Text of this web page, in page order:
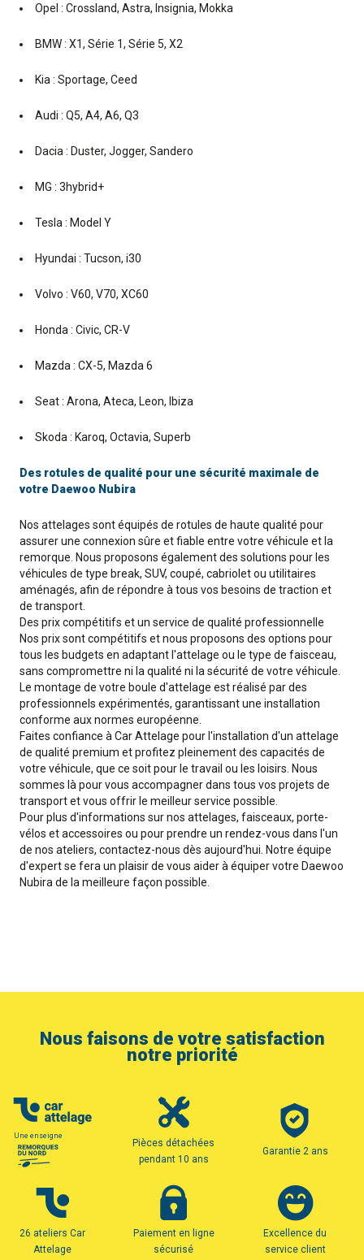
Opel : Crossland, Astra, Insignia, Mokka
BMW : X1, Série 1, Série 5, X2
Kia : Sportage, Ceed
Audi : Q5, A4, A6, Q3
Dacia : Duster, Jogger, Sandero
MG : 3hybrid+
Tesla : Model Y
Hyundai : Tucson, i30
Volvo : V60, V70, XC60
Honda : Civic, CR-V
Mazda : CX-5, Mazda 6
Seat : Arona, Ateca, Leon, Ibiza
Skoda : Karoq, Octavia, Superb
Des rotules de qualité pour une sécurité maximale de
votre Daewoo Nubira
Nos attelages sont équipés de rotules de haute qualité pour
assurer une connexion sûre et fiable entre votre véhicule et la
remorque. Nous proposons également des solutions pour les
véhicules de type break, SUV, coupé, cabriolet ou utilitaires
aménagés, afin de répondre à tous vos besoins de traction et
de transport.
Des prix compétitifs et un service de qualité professionnelle
Nos prix sont compétitifs et nous proposons des options pour
tous les budgets en adaptant l'attelage ou le type de faisceau,
sans compromettre ni la qualité ni la sécurité de votre véhicule.
Le montage de votre boule d'attelage est réalisé par des
professionnels expérimentés, garantissant une installation
conforme aux normes européenne.
Faites confiance à Car Attelage pour l'installation d'un attelage
de qualité premium et profitez pleinement des capacités de
votre véhicule, que ce soit pour le travail ou les loisirs. Nous
sommes là pour vous accompagner dans tous vos projets de
transport et vous offrir le meilleur service possible.
Pour plus d'informations sur nos attelages, faisceaux, porte-
vélos et accessoires ou pour prendre un rendez-vous dans l'un
de nos ateliers, contactez-nous dès aujourd'hui. Notre équipe
d'expert se fera un plaisir de vous aider à équiper votre Daewoo
Nubira de la meilleure façon possible.
Nous faisons de votre satisfaction
notre priorité
Une enseigne
Pièces détachées
pendant 10 ans
Garantie 2 ans
26 ateliers Car
Attelage
Paiement en ligne
sécurisé
Excellence du
service client